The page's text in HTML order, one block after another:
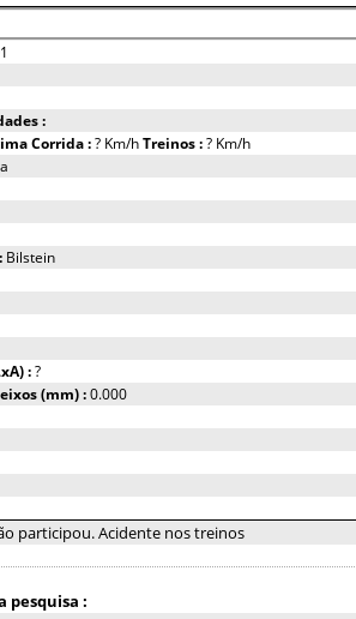
:
Corrida :? Km/hTreinos :? Km/h
Bilstein
:?
(mm) :0.000
participou. Acidente nos treinos
pesquisa :